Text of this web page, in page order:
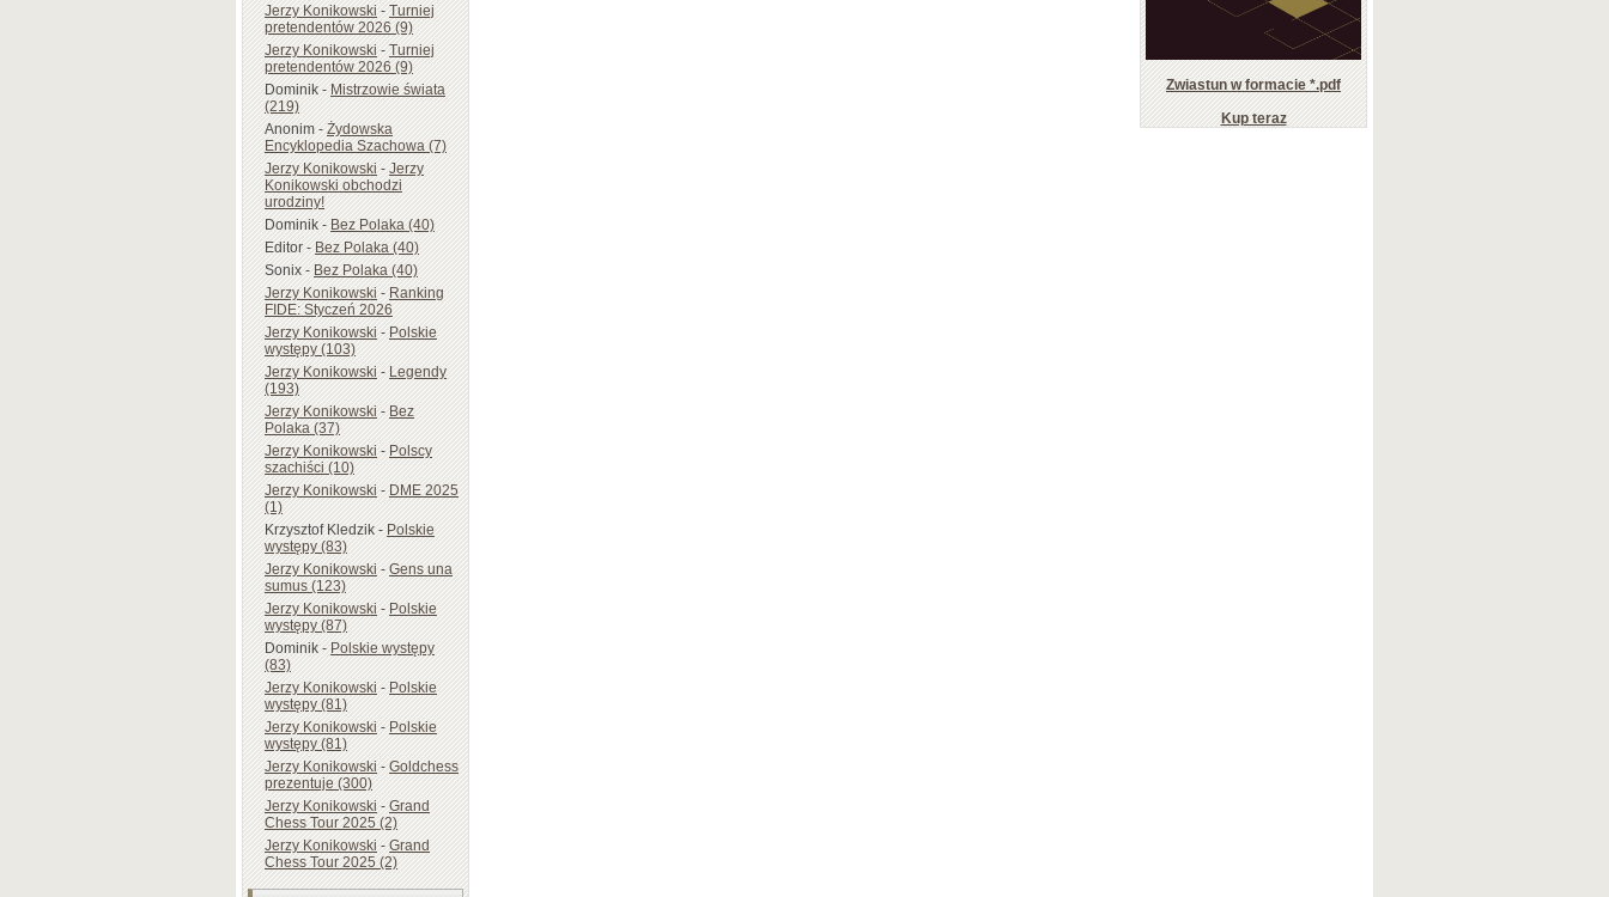
Jerzy Konikowski-Turniej
pretendentów 2026 (9)
Jerzy Konikowski-Turniej
pretendentów 2026 (9)
Dominik-Mistrzowie świata
(219)
Anonim-Żydowska
Encyklopedia Szachowa (7)
Jerzy Konikowski-Jerzy
Konikowski obchodzi
urodziny!
Dominik-Bez Polaka (40)
Editor-Bez Polaka (40)
Sonix-Bez Polaka (40)
Jerzy Konikowski-Ranking
FIDE: Styczeń 2026
Jerzy Konikowski-Polskie
występy (103)
Jerzy Konikowski-Legendy
(193)
Jerzy Konikowski-Bez
Polaka (37)
Jerzy Konikowski-Polscy
szachiści (10)
Jerzy Konikowski-DME 2025
(1)
Krzysztof Kledzik-Polskie
występy (83)
Jerzy Konikowski-Gens una
sumus (123)
Jerzy Konikowski-Polskie
występy (87)
Dominik-Polskie występy
(83)
Jerzy Konikowski-Polskie
występy (81)
Jerzy Konikowski-Polskie
występy (81)
Jerzy Konikowski-Goldchess
prezentuje (300)
Jerzy Konikowski-Grand
Chess Tour 2025 (2)
Jerzy Konikowski-Grand
Chess Tour 2025 (2)
Zwiastun w formacie *.pdf
Kup teraz